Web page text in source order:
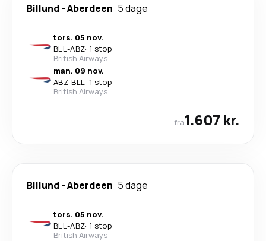
Billund-Aberdeen 5 dage
tors. 05 nov.
BLL-ABZ· 1 stop
British Airways
man. 09 nov.
ABZ-BLL· 1 stop
British Airways
fra1.607 kr.
Billund-Aberdeen 5 dage
tors. 05 nov.
BLL-ABZ· 1 stop
British Airways